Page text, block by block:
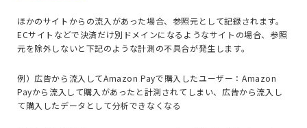
ほかのサイトからの流入があった場合、参照元として記録されます。
ECサイトなどで決済だけ別ドメインになるようなサイトの場合、参照
元を除外しないと下記のような計測の不具合が発生します。
例）広告から流入してAmazon Payで購入したユーザー：Amazon
Payから流入して購入があったと計測されてしまい、広告から流入し
て購入したデータとして分析できなくなる